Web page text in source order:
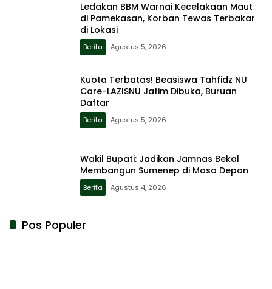
Ledakan BBM Warnai Kecelakaan Maut
di Pamekasan, Korban Tewas Terbakar
di Lokasi
Berita Agustus 5, 2026
Kuota Terbatas! Beasiswa Tahfidz NU
Care-LAZISNU Jatim Dibuka, Buruan
Daftar
Berita Agustus 5, 2026
Wakil Bupati: Jadikan Jamnas Bekal
Membangun Sumenep di Masa Depan
Berita Agustus 4, 2026
Pos Populer